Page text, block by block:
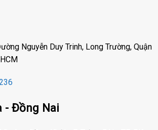
Nguyễn Duy Trinh, Long Trường, Quận
- Đồng Nai